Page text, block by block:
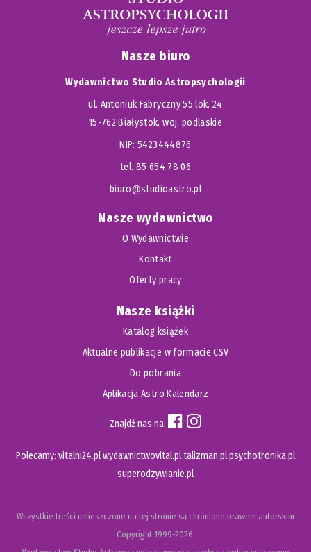
Nasze biuro
Wydawnictwo Studio Astropsychologii
ul. Antoniuk Fabryczny 55 lok. 24
15-762 Białystok, woj. podlaskie
NIP: 5423444876
tel. 85 654 78 06
biuro@studioastro.pl
Nasze wydawnictwo
O Wydawnictwie
Kontakt
Oferty pracy
Nasze książki
Katalog książek
Aktualne publikacje w formacie CSV
Do pobrania
Aplikacja Astro Kalendarz
Znajdź nas na:
Polecamy: vitalni24.plwydawnictwovital.pltalizman.plpsychotronika.pl
superodzywianie.pl
Wszystkie treści umieszczone na tej stronie są chronione prawem autorskim
Copyright1999-2026;